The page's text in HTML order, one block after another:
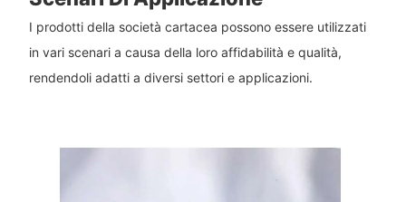
I prodotti della società cartacea possono essere utilizzati
in vari scenari a causa della loro affidabilità e qualità,
rendendoli adatti a diversi settori e applicazioni.